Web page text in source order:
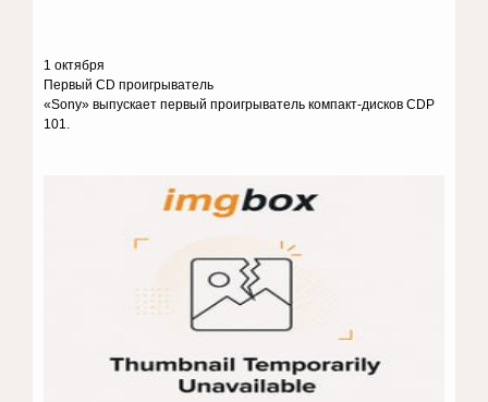
1 октября
Первый CD проигрыватель
«Sony» выпускает первый проигрыватель компакт-дисков CDP
101.